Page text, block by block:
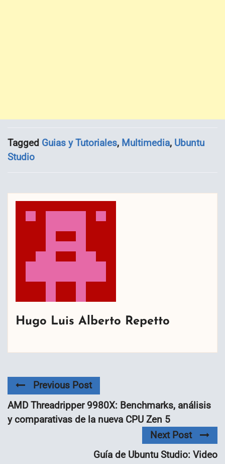
Tagged Guias y Tutoriales, Multimedia, Ubuntu
Studio
Hugo Luis Alberto Repetto
Previous Post
AMD Threadripper 9980X: Benchmarks, análisis
y comparativas de la nueva CPU Zen 5
Next Post
Guía de Ubuntu Studio: Video